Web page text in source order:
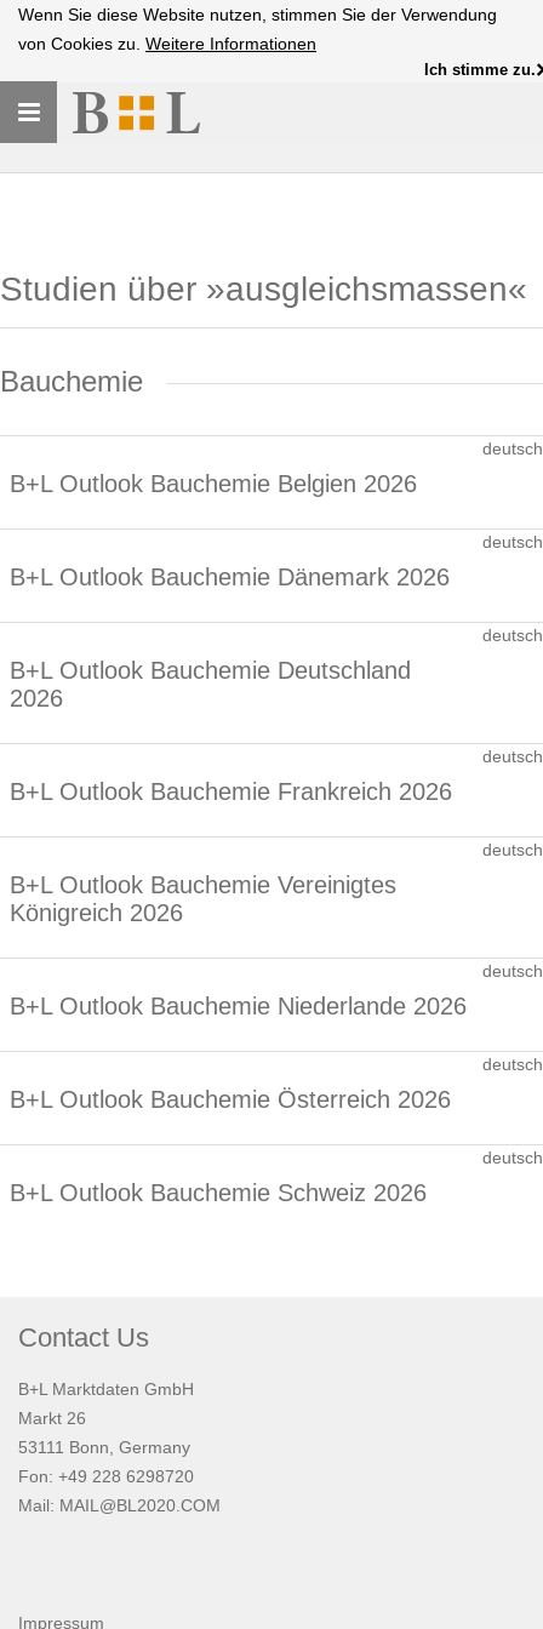
Wenn Sie diese Website nutzen, stimmen Sie der Verwendung
von Cookies zu. Weitere Informationen
Ich stimme zu.
Toggle
navigation
Studien über »ausgleichsmassen«
Bauchemie
B+L Outlook Bauchemie Belgien 2026
deutsch
B+L Outlook Bauchemie Dänemark 2026
deutsch
B+L Outlook Bauchemie Deutschland
2026
deutsch
B+L Outlook Bauchemie Frankreich 2026
deutsch
B+L Outlook Bauchemie Vereinigtes
Königreich 2026
deutsch
B+L Outlook Bauchemie Niederlande 2026
deutsch
B+L Outlook Bauchemie Österreich 2026
deutsch
B+L Outlook Bauchemie Schweiz 2026
deutsch
Contact Us
B+L Marktdaten GmbH
Markt 26
53111 Bonn, Germany
Fon: +49 228 6298720
Mail: MAIL@BL2020.COM
Impressum